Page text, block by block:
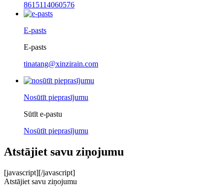
8615114060576
E-pasts
E-pasts
tinatang@xinzirain.com
Nosūtīt pieprasījumu
Sūtīt e-pastu
Nosūtīt pieprasījumu
Atstājiet savu ziņojumu
[javascript][/javascript]
Atstājiet savu ziņojumu